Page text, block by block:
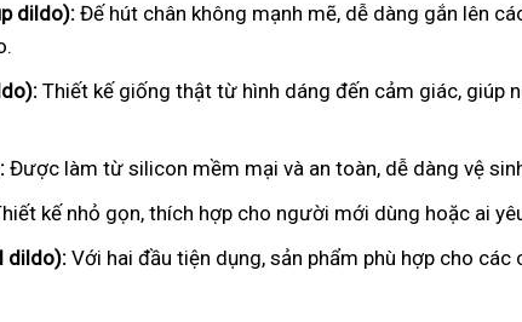
dildo):Đế hút chân không mạnh mẽ, dễ dàng gắn lên
Thiết kế giống thật từ hình dáng đến cảm giác, giúp
Được làm từ silicon mềm mại và an toàn, dễ dàng vệ
kế nhỏ gọn, thích hợp cho người mới dùng hoặc ai
dildo): Với hai đầu tiện dụng, sản phẩm phù hợp cho các